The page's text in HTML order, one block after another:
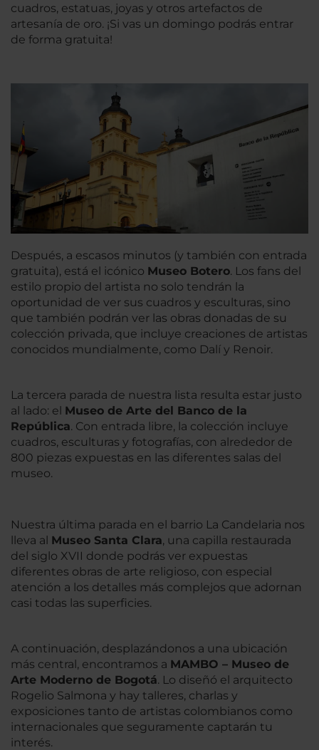
cuadros, estatuas, joyas y otros artefactos de
artesanía de oro. ¡Si vas un domingo podrás entrar
de forma gratuita!
Después, a escasos minutos (y también con entrada
gratuita), está el icónico Museo Botero. Los fans del
estilo propio del artista no solo tendrán la
oportunidad de ver sus cuadros y esculturas, sino
que también podrán ver las obras donadas de su
colección privada, que incluye creaciones de artistas
conocidos mundialmente, como Dalí y Renoir.
La tercera parada de nuestra lista resulta estar justo
al lado: el Museo de Arte del Banco de la
República. Con entrada libre, la colección incluye
cuadros, esculturas y fotografías, con alrededor de
800 piezas expuestas en las diferentes salas del
museo.
Nuestra última parada en el barrio La Candelaria nos
lleva al Museo Santa Clara, una capilla restaurada
del siglo XVII donde podrás ver expuestas
diferentes obras de arte religioso, con especial
atención a los detalles más complejos que adornan
casi todas las superficies.
A continuación, desplazándonos a una ubicación
más central, encontramos a MAMBO – Museo de
Arte Moderno de Bogotá. Lo diseñó el arquitecto
Rogelio Salmona y hay talleres, charlas y
exposiciones tanto de artistas colombianos como
internacionales que seguramente captarán tu
interés.